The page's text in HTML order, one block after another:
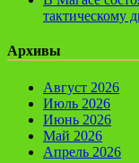
тактическому
Архивы
Август 2026
Июль 2026
Июнь 2026
Май 2026
Апрель 2026